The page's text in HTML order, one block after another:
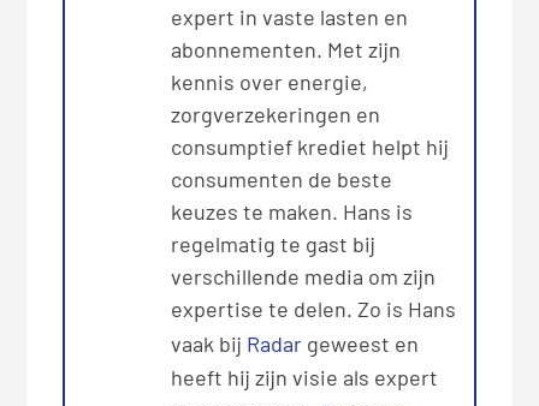
expert in vaste lasten en
abonnementen. Met zijn
kennis over energie,
zorgverzekeringen en
consumptief krediet helpt hij
consumenten de beste
keuzes te maken. Hans is
regelmatig te gast bij
verschillende media om zijn
expertise te delen. Zo is Hans
vaak bij Radar geweest en
heeft hij zijn visie als expert